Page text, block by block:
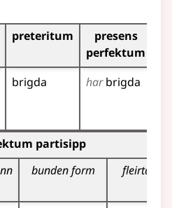
verbet
preteritum
presens
perfektum
brigda harbrigda
verbet (partisippformer)
partisipp
bunden form fleirtal